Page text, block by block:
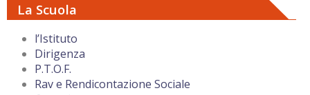
La Scuola
l’Istituto
Dirigenza
P.T.O.F.
Rav e Rendicontazione Sociale